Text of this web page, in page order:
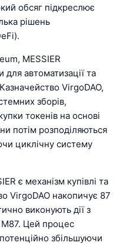
обсяг підкреслює
рішень
MESSIER
автоматизації та
VirgoDAO,
зборів,
токенів на основі
потім розподіляються
циклічну систему
є механізм купівлі та
VirgoDAO накопичує 87
виконують дії з
M87. Цей процес
збільшуючи